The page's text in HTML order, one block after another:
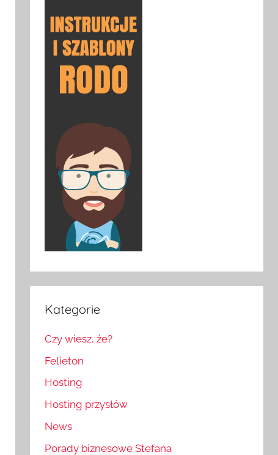
Kategorie
Czy wiesz, że?
Felieton
Hosting
Hosting przysłów
News
Porady biznesowe Stefana